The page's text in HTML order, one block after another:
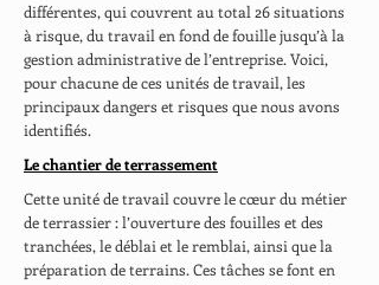
différentes, qui couvrent au total 26 situations
à risque, du travail en fond de fouille jusqu’à la
gestion administrative de l’entreprise. Voici,
pour chacune de ces unités de travail, les
principaux dangers et risques que nous avons
identifiés.
Le chantier de terrassement
Cette unité de travail couvre le cœur du métier
de terrassier : l’ouverture des fouilles et des
tranchées, le déblai et le remblai, ainsi que la
préparation de terrains. Ces tâches se font en